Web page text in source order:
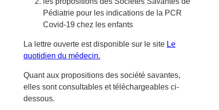
Pédiatrie pour les indications de la PCR
Covid-19 chez les enfants
La lettre ouverte est disponible sur le site Le
quotidien du médecin.
Quant aux propositions des société savantes,
elles sont consultables et téléchargeables ci-
dessous.